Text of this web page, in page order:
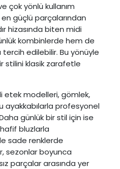
çok yönlü kullanım
en güçlü parçalarından
hizasında biten midi
kombinlerde hem de
tercih edilebilir. Bu yönüyle
stilini klasik zarafetle
etek modelleri, gömlek,
profesyonel
günlük bir stil için ise
bluzlarla
sade renklerde
sezonlar boyunca
parçalar arasında yer